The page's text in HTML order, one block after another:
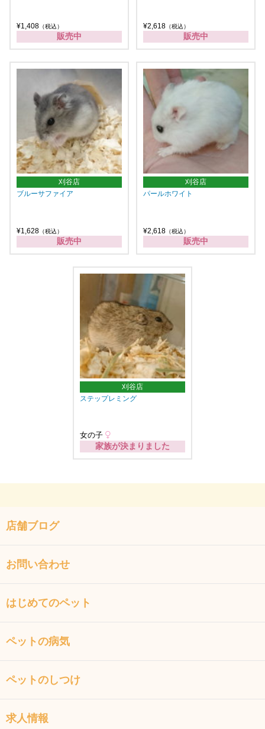
¥1,408 （税込）
販売中
¥2,618 （税込）
販売中
刈谷店
ブルーサファイア
¥1,628 （税込）
販売中
刈谷店
パールホワイト
¥2,618 （税込）
販売中
刈谷店
ステップレミング
女の子
家族が決まりました
店舗ブログ
お問い合わせ
はじめてのペット
ペットの病気
ペットのしつけ
求人情報